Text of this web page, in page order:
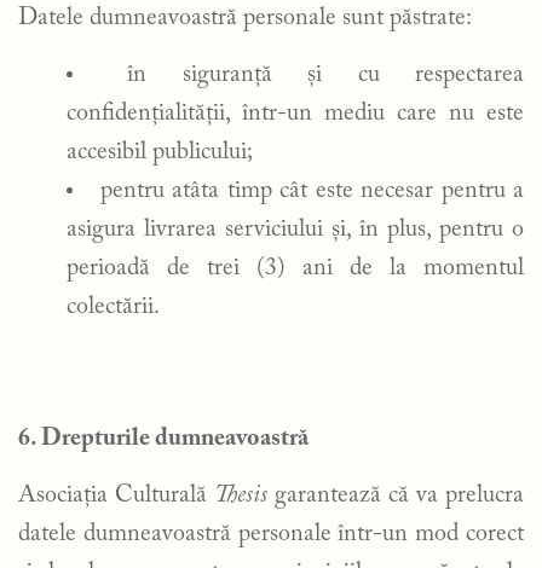
Datele dumneavoastră personale sunt păstrate:
în siguranță și cu respectarea
confidențialității, într-un mediu care nu este
accesibil publicului;
pentru atâta timp cât este necesar pentru a
asigura livrarea serviciului și, în plus, pentru o
perioadă de trei (3) ani de la momentul
colectării.
6. Drepturile dumneavoastră
Asociația Culturală Thesis garantează că va prelucra
datele dumneavoastră personale într-un mod corect